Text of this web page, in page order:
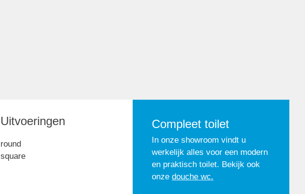
Uitvoeringen
round
square
Compleet toilet
In onze showroom vindt u
werkelijk alles voor een modern
en praktisch toilet. Bekijk ook
onze douche wc.